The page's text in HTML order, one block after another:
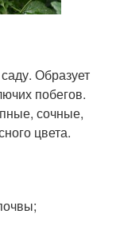
Образует
побегов.
сочные,
цвета.